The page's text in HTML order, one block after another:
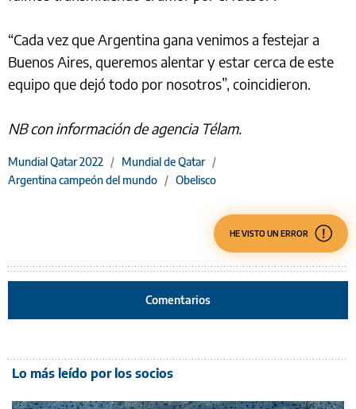
“Cada vez que Argentina gana venimos a festejar a
Buenos Aires, queremos alentar y estar cerca de este
equipo que dejó todo por nosotros”, coincidieron.
NB con información de agencia Télam.
Mundial Qatar 2022 / Mundial de Qatar /
Argentina campeón del mundo / Obelisco
HE VISTO UN ERROR
Comentarios
Lo más leído por los socios